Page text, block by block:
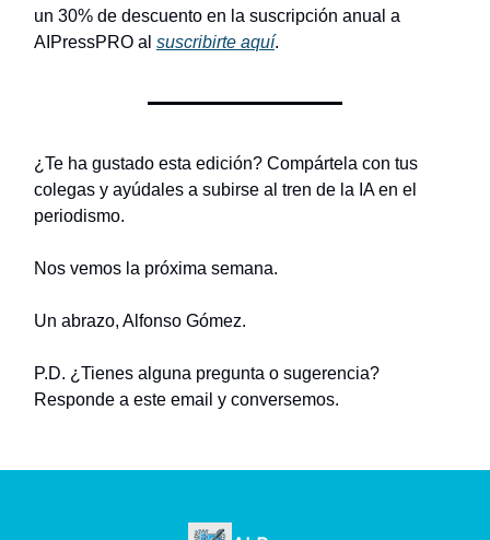
un 30% de descuento en la suscripción anual a
AIPressPRO al suscribirte aquí.
¿Te ha gustado esta edición? Compártela con tus
colegas y ayúdales a subirse al tren de la IA en el
periodismo.
Nos vemos la próxima semana.
Un abrazo, Alfonso Gómez.
P.D. ¿Tienes alguna pregunta o sugerencia?
Responde a este email y conversemos.